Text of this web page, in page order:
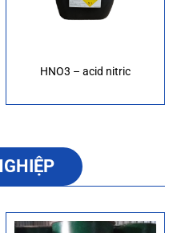
HNO3 – acid nitric